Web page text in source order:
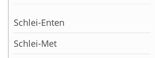
Schlei-Enten
Schlei-Met